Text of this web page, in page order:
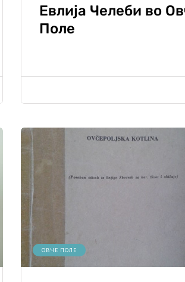
Евлија Челеби во
Поле
ОВЧЕ ПОЛЕ